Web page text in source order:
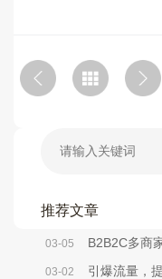
推荐文章
03-05 B2B2C多商家商城系统，帮你砍
03-02 引爆流量，提升转化——成都小程序商